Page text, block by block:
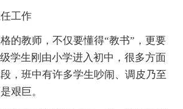
工作
的教师，不仅要懂得“教书”，更要
学生刚由小学进入初中，很多方面
，班中有许多学生吵闹、调皮乃至
艰巨。